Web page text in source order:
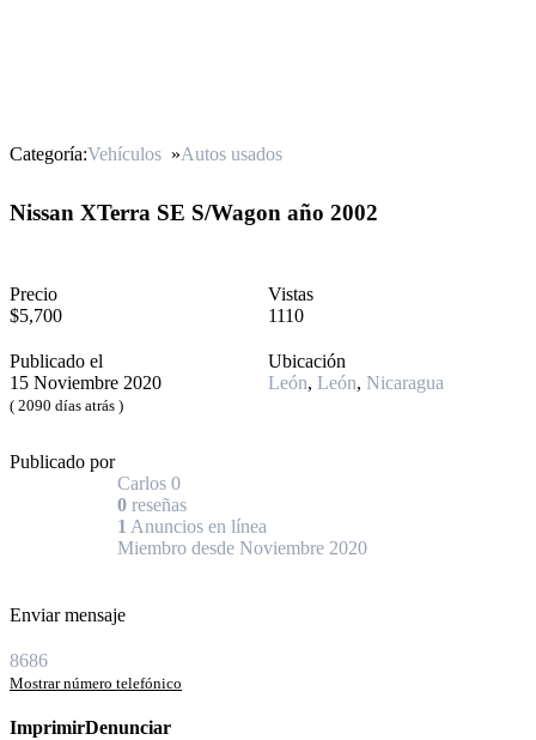
Categoría:Vehículos »Autos usados
Nissan XTerra SE S/Wagon año 2002
Precio
$5,700
Vistas
1110
Publicado el
15 Noviembre 2020
( 2090 días atrás )
Ubicación
León, León, Nicaragua
Publicado por
Carlos 0
0 reseñas
1 Anuncios en línea
Miembro desde Noviembre 2020
Enviar mensaje
8686
Mostrar número telefónico
ImprimirDenunciar